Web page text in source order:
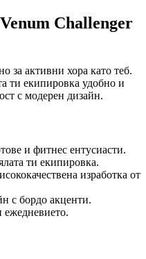
Challenger
за активни хора като теб.
ти екипировка удобно и
с модерен дизайн.
и фитнес ентусиасти.
ти екипировка.
изработка от
с бордо акценти.
ежедневието.